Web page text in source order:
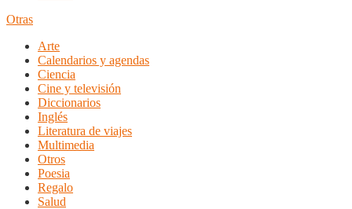
Otras
Arte
Calendarios y agendas
Ciencia
Cine y televisión
Diccionarios
Inglés
Literatura de viajes
Multimedia
Otros
Poesia
Regalo
Salud